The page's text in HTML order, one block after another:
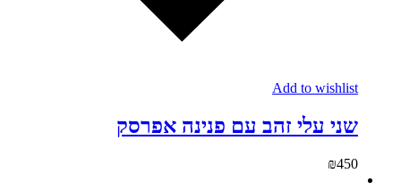
Add to wishlist
שני עלי זהב עם פנינה אפרסק
₪450